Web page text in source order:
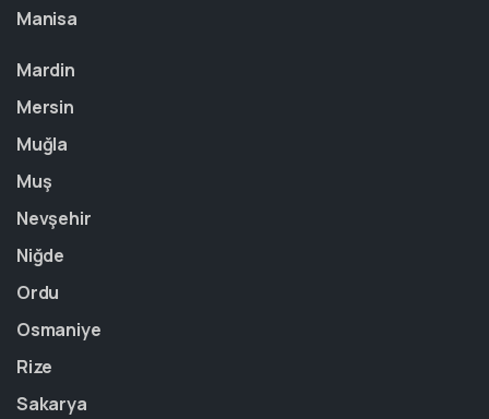
Manisa
Mardin
Mersin
Muğla
Muş
Nevşehir
Niğde
Ordu
Osmaniye
Rize
Sakarya